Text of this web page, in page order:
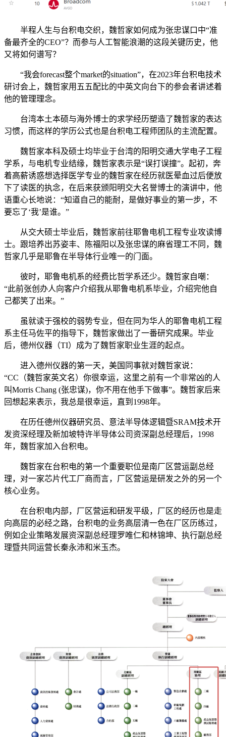
半程人生与台积电交织，魏哲家如何成为张忠谋口中“准
备最齐全的CEO”？而参与人工智能浪潮的这段关键历史，他
又将如何谱写？
“我会forecast整个market的situation”，在2023年台积电技术
研讨会上，魏哲家用五五配比的中英文向台下的参会者讲述着
他的管理理念。
台湾本土本硕与海外博士的求学经历塑造了魏哲家的表达
习惯，而这样的学历公式也是台积电工程师团队的主流配置。
魏哲家本科及硕士均毕业于台湾的阳明交通大学电子工程
学系，与电机专业结缘，魏哲家表示是“误打误撞”。起初，奔
着高薪诱惑想选择医学专业的魏哲家在经历就医晕血过后便放
下了读医的执念，在后来获颁阳明交大名誉博士的演讲中，他
语重心长地说：“知道自己的能耐，是做好事业的第一步，不
要忘了‘我’是谁。”
从交大硕士毕业后，魏哲家前往耶鲁电机工程专业攻读博
士。跟培养出苏姿丰、陈福阳以及张忠谋的麻省理工不同，魏
哲家几乎是耶鲁在半导体行业唯一的门面。
彼时，耶鲁电机系的经费比哲学系还少。魏哲家自嘲：
“此前张创办人向客户介绍我从耶鲁电机系毕业，介绍完他自
己都笑了出来。”
虽就读于强校的弱势专业，但在同为华人的耶鲁电机工程
系主任马佐平的指导下，魏哲家做出了一番研究成果。毕业
后，德州仪器（TI）成为了魏哲家职业生涯的起点。
进入德州仪器的第一天，美国同事就对魏哲家说：
“CC（魏哲家英文名）你很幸运，这里之前有一个非常凶的人
叫Morris Chang (张忠谋)，你不用在他手下做事”。魏哲家后来
回想起来表示，我总是很幸运，直到1998年。
在历任德州仪器研究员、意法半导体逻辑暨SRAM技术开
发资深经理及新加坡特许半导体公司资深副总经理后，1998
年，魏哲家加入台积电。
魏哲家在台积电的第一个重要职位是南厂区营运副总经
理，对一家芯片代工厂商而言，厂区营运是研发之外的另一个
核心业务。
在台积电内部，厂区营运和研发平级，厂区的经历也是走
向高层的必经之路，台积电的业务高层清一色在厂区历练过，
例如企业策略发展资深副总经理罗唯仁和林锦坤、执行副总经
理暨共同运营长秦永沛和米玉杰。